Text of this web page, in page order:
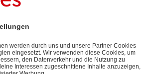
du unseren E-Mail-Newsletter, der
von dir zu Werbezwecken bereitgestellten
(z.B. Abspielinformationen) basiert. Du
jederzeit kostenlos abbestellen.
.